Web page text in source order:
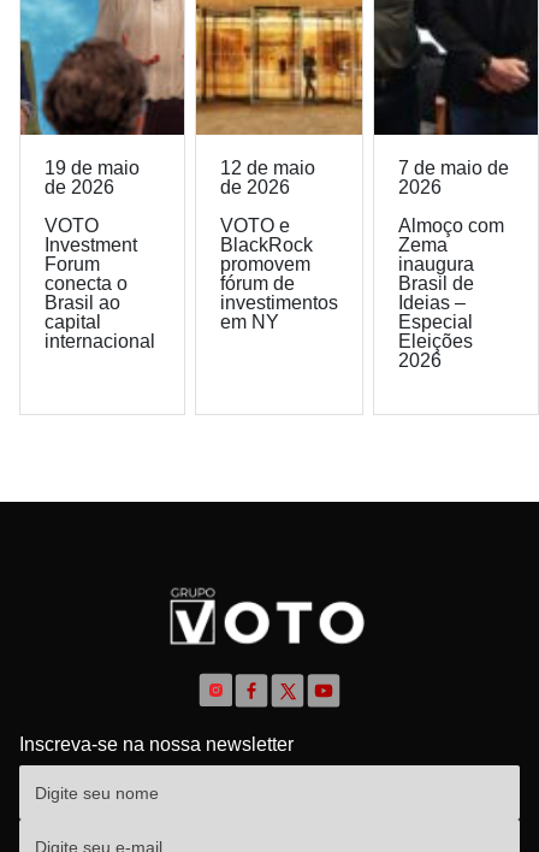
19 de maio
de 2026
VOTO
Investment
Forum
conecta o
Brasil ao
capital
internacional
12 de maio
de 2026
VOTO e
BlackRock
promovem
fórum de
investimentos
em NY
7 de maio de
2026
Almoço com
Zema
inaugura
Brasil de
Ideias –
Especial
Eleições
2026
Inscreva-se na nossa newsletter